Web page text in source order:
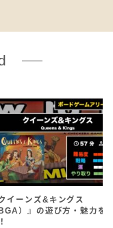
クイーンズ&キングス
BGA）』の遊び方・魅力を